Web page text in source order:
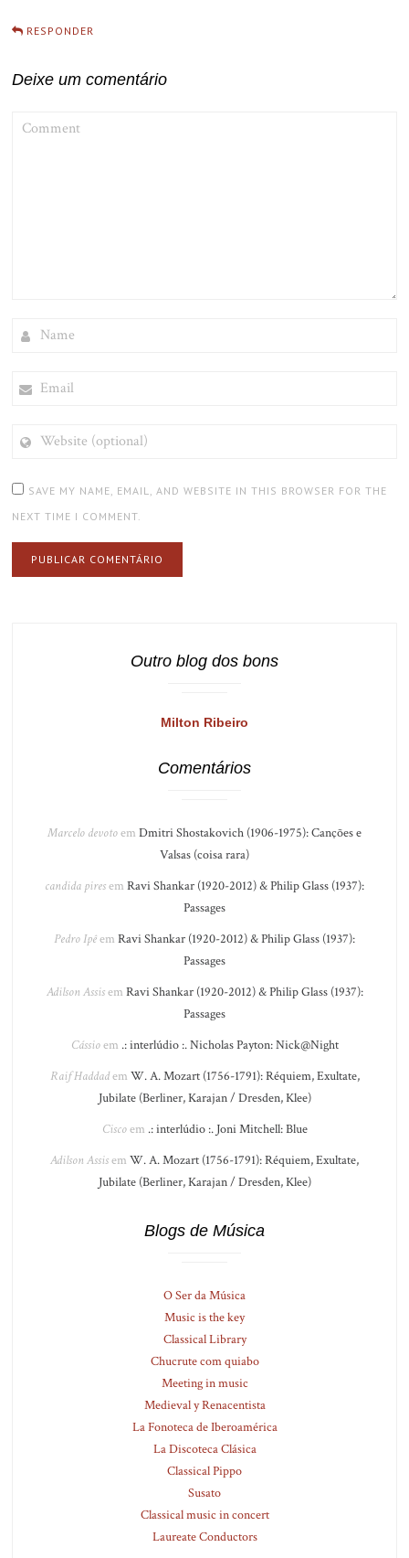
RESPONDER
Deixe um comentário
(OPTIONAL)
SAVE MY NAME, EMAIL, AND WEBSITE IN THIS BROWSER FOR THE
NEXT TIME I COMMENT.
Outro blog dos bons
Milton Ribeiro
Comentários
Marcelo devotoem Dmitri Shostakovich (1906-1975): Canções e
Valsas (coisa rara)
candida piresem Ravi Shankar (1920-2012) & Philip Glass (1937):
Passages
Pedro Ipêem Ravi Shankar (1920-2012) & Philip Glass (1937):
Passages
Adilson Assisem Ravi Shankar (1920-2012) & Philip Glass (1937):
Passages
Cássioem .: interlúdio :. Nicholas Payton: Nick@Night
Raif Haddadem W. A. Mozart (1756-1791): Réquiem, Exultate,
Jubilate (Berliner, Karajan / Dresden, Klee)
Ciscoem .: interlúdio :. Joni Mitchell: Blue
Adilson Assisem W. A. Mozart (1756-1791): Réquiem, Exultate,
Jubilate (Berliner, Karajan / Dresden, Klee)
Blogs de Música
O Ser da Música
Music is the key
Classical Library
Chucrute com quiabo
Meeting in music
Medieval y Renacentista
La Fonoteca de Iberoamérica
La Discoteca Clásica
Classical Pippo
Susato
Classical music in concert
Laureate Conductors